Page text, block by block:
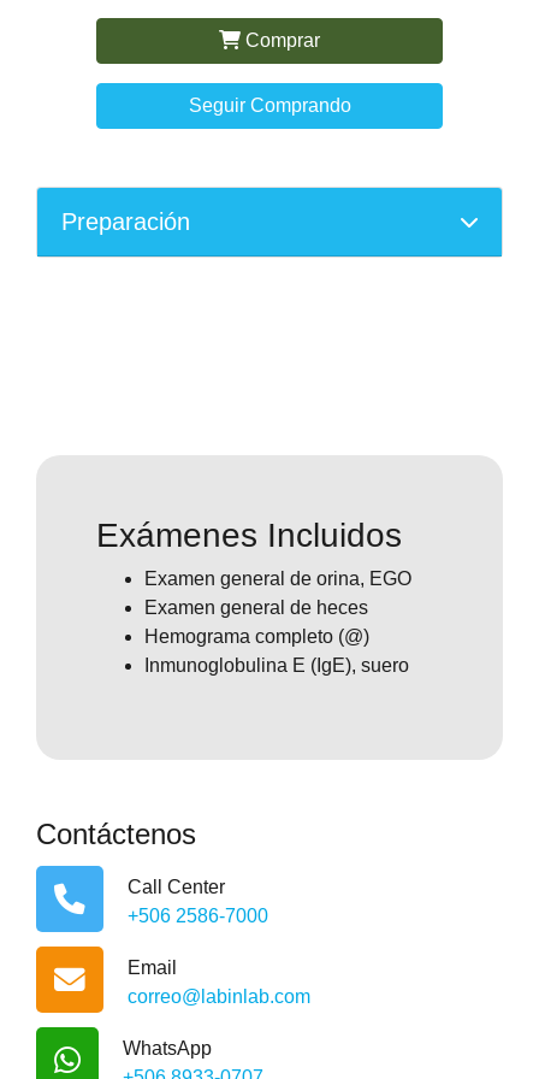
Comprar
Seguir Comprando
Preparación
Exámenes Incluidos
Examen general de orina, EGO
Examen general de heces
Hemograma completo (@)
Inmunoglobulina E (IgE), suero
Contáctenos
Call Center
+506 2586-7000
Email
correo@labinlab.com
WhatsApp